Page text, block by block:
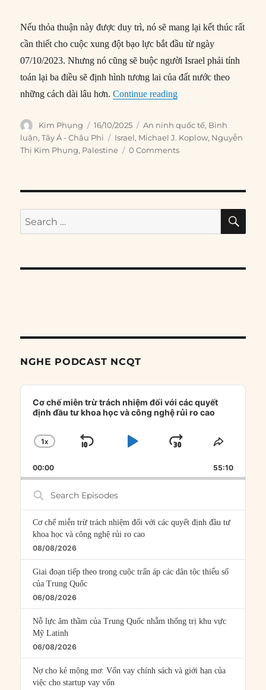
Nếu thỏa thuận này được duy trì, nó sẽ mang lại kết thúc rất
cần thiết cho cuộc xung đột bạo lực bắt đầu từ ngày
07/10/2023. Nhưng nó cũng sẽ buộc người Israel phải tính
toán lại ba điều sẽ định hình tương lai của đất nước theo
những cách dài lâu hơn.Continue reading“Ba điều mà Thỏa
Author
Kim Phụng
Posted
on
16/10/2025 Categories
An ninh quốc tế, Bình
luận,Tây Á - Châu Phi Tags
Israel, Michael J. Koplow, Nguyễn
Thị Kim Phụng, Palestine 0 Comments
Search
for:
NGHE PODCAST NCQT
Audio
Player
Cơ chế miễn trừ trách nhiệm đối với các quyết
định đầu tư khoa học và công nghệ rủi ro cao
CHANGE
RATE
1X
SKIP
PLAYJUMP
FORWARD
SHARE
00:00 55:10
Search
Episodes
Cơ chế miễn trừ trách nhiệm đối với các quyết định đầu tư
khoa học và công nghệ rủi ro cao
08/08/2026
Giai đoạn tiếp theo trong cuộc trấn áp các dân tộc thiểu số
của Trung Quốc
06/08/2026
Nỗ lực âm thầm của Trung Quốc nhằm thống trị khu vực
Mỹ Latinh
06/08/2026
Nợ cho kẻ mộng mơ: Vốn vay chính sách và giới hạn của
việc cho startup vay vốn